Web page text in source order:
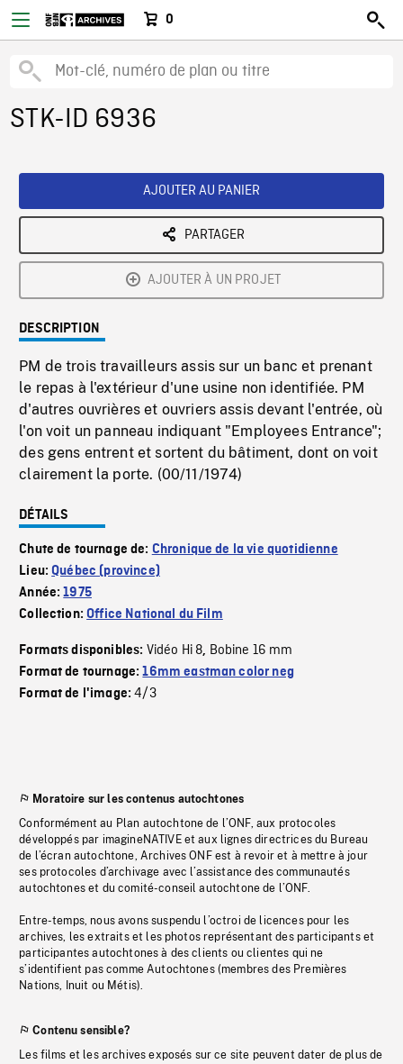
0
STK-ID 6936
AJOUTER AU PANIER
PARTAGER
AJOUTER À UN PROJET
DESCRIPTION
PM de trois travailleurs assis sur un banc et prenant
le repas à l'extérieur d'une usine non identifiée. PM
d'autres ouvrières et ouvriers assis devant l'entrée, où
l'on voit un panneau indiquant "Employees Entrance";
des gens entrent et sortent du bâtiment, dont on voit
clairement la porte. (00/11/1974)
DÉTAILS
Chute de tournage de: Chronique de la vie quotidienne
Lieu:Québec (province)
Année:1975
Collection:Office National du Film
Formats disponibles: Vidéo Hi 8, Bobine 16 mm
Format de tournage:16mm eastman color neg
Format de l'image:4/3
Moratoire sur les contenus autochtones
Conformément au Plan autochtone de l’ONF, aux protocoles
développés par imagineNATIVE et aux lignes directrices du Bureau
de l’écran autochtone, Archives ONF est à revoir et à mettre à jour
ses protocoles d’archivage avec l’assistance des communautés
autochtones et du comité-conseil autochtone de l’ONF.
Entre-temps, nous avons suspendu l’octroi de licences pour les
archives, les extraits et les photos représentant des participants et
participantes autochtones à des clients ou clientes qui ne
s’identifient pas comme Autochtones (membres des Premières
Nations, Inuit ou Métis).
Contenu sensible?
Les films et les archives exposés sur ce site peuvent dater de plus de